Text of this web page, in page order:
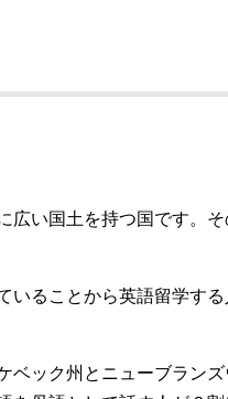
広い国土を持つ国です。
いることから英語留学す
ベック州とニューブラン